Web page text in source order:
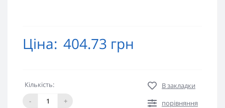
Ціна: 404.73 грн
Кількість:
-
+
В закладки
порівняння